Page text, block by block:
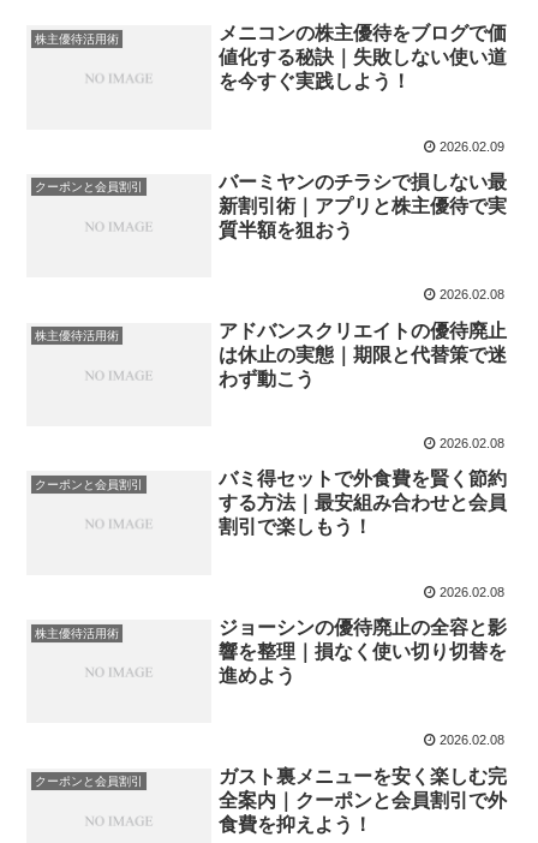
株主優待活用術
メニコンの株主優待をブログで価
値化する秘訣｜失敗しない使い道
を今すぐ実践しよう！
2026.02.09
クーポンと会員割引
バーミヤンのチラシで損しない最
新割引術｜アプリと株主優待で実
質半額を狙おう
2026.02.08
株主優待活用術
アドバンスクリエイトの優待廃止
は休止の実態｜期限と代替策で迷
わず動こう
2026.02.08
クーポンと会員割引
バミ得セットで外食費を賢く節約
する方法｜最安組み合わせと会員
割引で楽しもう！
2026.02.08
株主優待活用術
ジョーシンの優待廃止の全容と影
響を整理｜損なく使い切り切替を
進めよう
2026.02.08
クーポンと会員割引
ガスト裏メニューを安く楽しむ完
全案内｜クーポンと会員割引で外
食費を抑えよう！